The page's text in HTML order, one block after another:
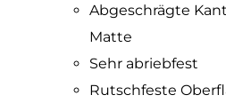
Abgeschrägte
Matte
Sehr abriebfest
Rutschfeste